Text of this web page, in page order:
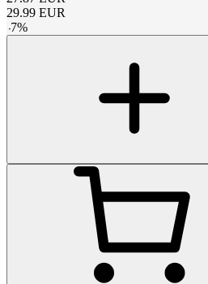
29.99 EUR
-7%